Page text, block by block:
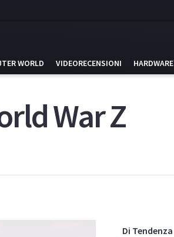
WORLD VIDEORECENSIONI HARDWARE
War Z
Di Tendenza